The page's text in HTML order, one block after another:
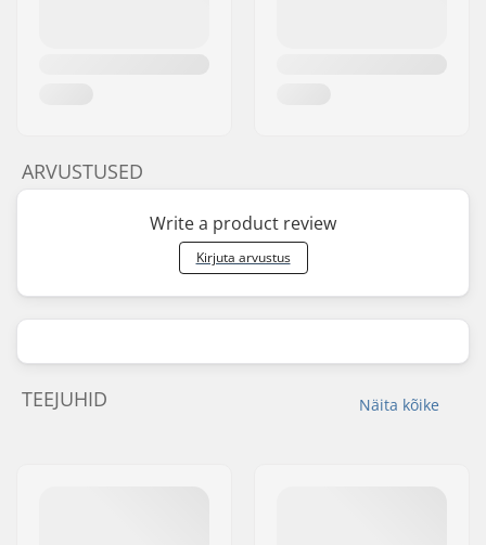
ARVUSTUSED
Write a product review
Kirjuta arvustus
Näita kõike
TEEJUHID